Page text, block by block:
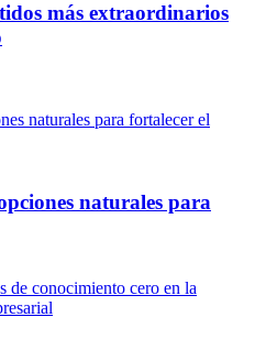
más extraordinarios
naturales para